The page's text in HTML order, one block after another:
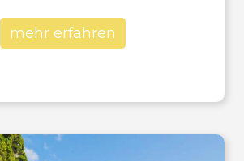
mehr erfahren